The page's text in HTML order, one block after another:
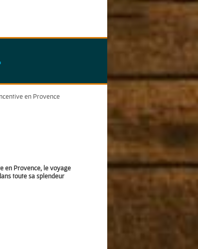
en Provence, le voyage
toute sa splendeur